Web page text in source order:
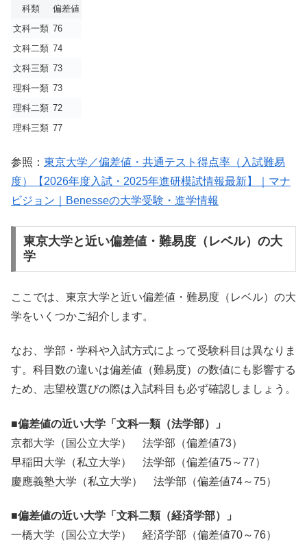
科類
偏差値
文科一類 76
文科二類 74
文科三類 73
理科一類 73
理科二類 72
理科三類 77
参照： 東京大学／偏差値・共通テスト得点率（入試難易
度）【2026年度入試・2025年進研模試情報最新】｜マナ
ビジョン｜Benesseの大学受験・進学情報
東京大学と近い偏差値・難易度（レベル）の大
学
ここでは、東京大学と近い偏差値・難易度（レベル）の大
学をいくつかご紹介します。
なお、学部・学科や入試方式によって受験科目は異なりま
す。科目数の違いは偏差値（難易度）の数値にも影響する
ため、志望校選びの際は入試科目も必ず確認しましょう。
■偏差値の近い大学「文科一類（法学部）」
京都大学（国公立大学） 法学部（偏差値73）
早稲田大学（私立大学） 法学部（偏差値75～77）
慶應義塾大学（私立大学） 法学部（偏差値74～75）
■偏差値の近い大学「文科二類（経済学部）」
一橋大学（国公立大学） 経済学部（偏差値70～76）